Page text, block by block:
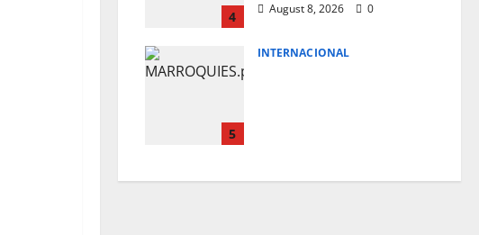
4 August 8, 2026 0
5
INTERNACIONAL